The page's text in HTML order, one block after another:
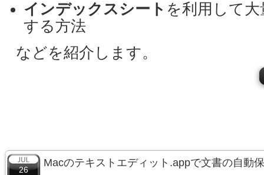
インデックスシート を利用して
する方法
などを紹介します。
26
Macのテキストエディット.appで文書の自動